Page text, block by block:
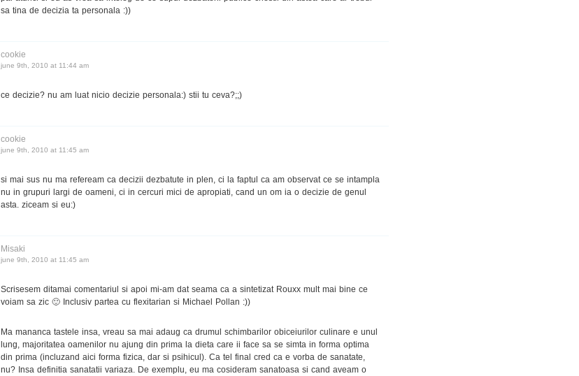
sa tina de decizia ta personala :))
cookie
june 9th, 2010 at 11:44 am
ce decizie? nu am luat nicio decizie personala:) stii tu ceva?;;)
cookie
june 9th, 2010 at 11:45 am
si mai sus nu ma refeream ca decizii dezbatute in plen, ci la faptul ca am observat ce se intampla
nu in grupuri largi de oameni, ci in cercuri mici de apropiati, cand un om ia o decizie de genul
asta. ziceam si eu:)
Misaki
june 9th, 2010 at 11:45 am
Scrisesem ditamai comentariul si apoi mi-am dat seama ca a sintetizat Rouxx mult mai bine ce
voiam sa zic 🙂 Inclusiv partea cu flexitarian si Michael Pollan :))
Ma mananca tastele insa, vreau sa mai adaug ca drumul schimbarilor obiceiurilor culinare e unul
lung, majoritatea oamenilor nu ajung din prima la dieta care ii face sa se simta in forma optima
din prima (incluzand aici forma fizica, dar si psihicul). Ca tel final cred ca e vorba de sanatate,
nu? Insa definitia sanatatii variaza. De exemplu, eu ma cosideram sanatoasa si cand aveam o